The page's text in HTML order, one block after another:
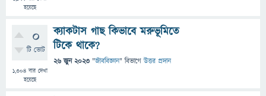
হয়েছে
0
টি ভোট
1,304বার দেখা
হয়েছে
ক্যাকটাস গাছ কিভাবে মরুভূমিতে
টিকে থাকে?
26 জুন 2023 "জীববিজ্ঞান" বিভাগে উত্তর প্রদান